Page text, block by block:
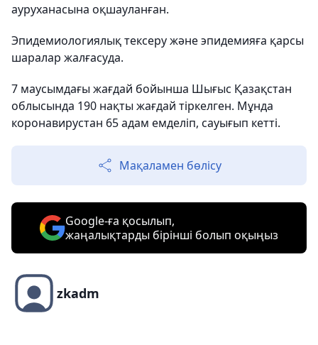
ауруханасына оқшауланған.
Эпидемиологиялық тексеру және эпидемияға қарсы
шаралар жалғасуда.
7 маусымдағы жағдай бойынша Шығыс Қазақстан
облысында 190 нақты жағдай тіркелген. Мұнда
коронавирустан 65 адам емделіп, сауығып кетті.
Мақаламен бөлісу
Google-ға қосылып,
жаңалықтарды бірінші болып оқыңыз
zkadm